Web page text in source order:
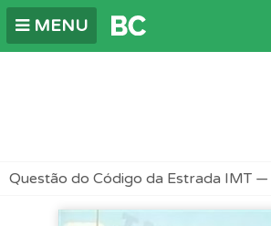
MENU
Questão do Código da Estrada IMT —